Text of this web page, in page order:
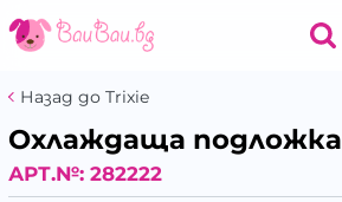
Назад до Trixie
Охлаждаща подложка
АРТ.№: 282222